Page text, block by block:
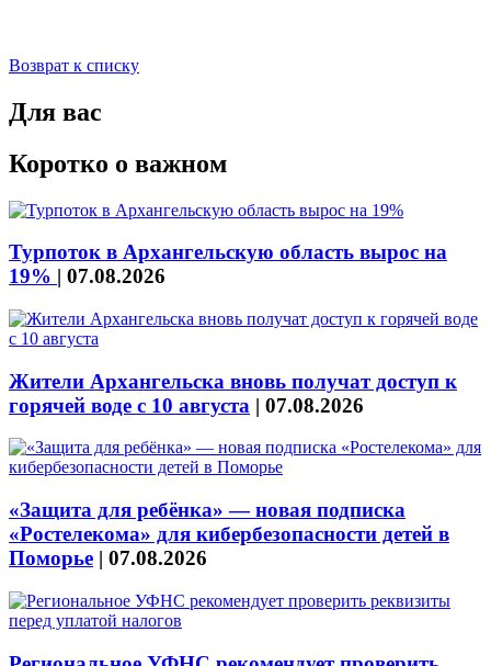
Возврат к списку
Для вас
Коротко о важном
Турпоток в Архангельскую область вырос на
19% | 07.08.2026
Жители Архангельска вновь получат доступ к
горячей воде с 10 августа | 07.08.2026
«Защита для ребёнка» — новая подписка
«Ростелекома» для кибербезопасности детей в
Поморье | 07.08.2026